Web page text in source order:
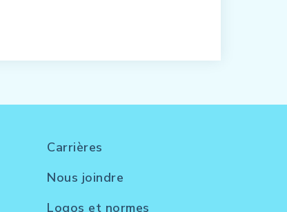
Carrières
Nous joindre
Logos et normes